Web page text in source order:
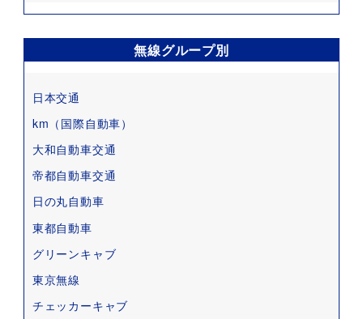
無線グループ別
日本交通
km（国際自動車）
大和自動車交通
帝都自動車交通
日の丸自動車
東都自動車
グリーンキャブ
東京無線
チェッカーキャブ